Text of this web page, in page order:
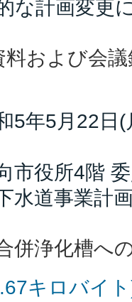
な計画変更
および会
年5月22日(
所4階 委
事業計画
への転
キロバイ